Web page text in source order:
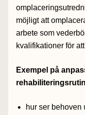
möjligt att
arbete som
kvalifikationer för
Exempel på
hur ser behoven